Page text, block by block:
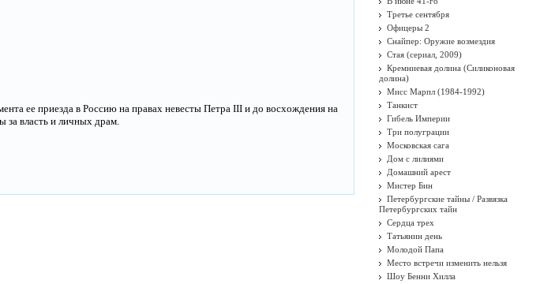
ее приезда в Россию на правах невесты Петра III и до восхождения на
за власть и личных драм.
Третье сентября
Офицеры 2
Снайпер: Оружие возмездия
Стая (сериал, 2009)
Кремниевая долина (Силиконовая
долина)
Мисс Марпл (1984-1992)
Танкист
Гибель Империи
Три полуграции
Московская сага
Дом с лилиями
Домашний арест
Мистер Бин
Петербургские тайны / Развязка
Петербургских тайн
Сердца трех
Татьянин день
Молодой Папа
Место встречи изменить нельзя
Шоу Бенни Хилла